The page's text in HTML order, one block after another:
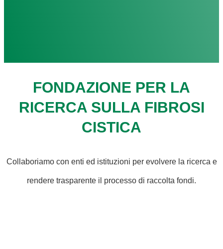
FONDAZIONE PER LA
RICERCA SULLA FIBROSI
CISTICA
Collaboriamo con enti ed istituzioni per evolvere la ricerca e
rendere trasparente il processo di raccolta fondi.